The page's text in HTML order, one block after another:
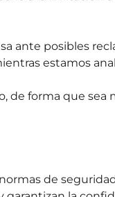
ante posibles
estamos
de forma que sea
de